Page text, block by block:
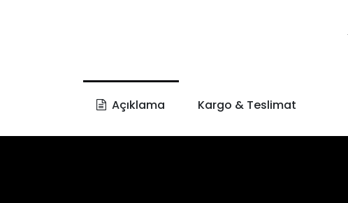
Açıklama Kargo & Teslimat